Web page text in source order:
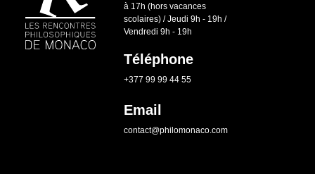
à 17h (hors vacances
scolaires) / Jeudi 9h - 19h /
Vendredi 9h - 19h
Téléphone
+377 99 99 44 55
Email
contact@philomonaco.com